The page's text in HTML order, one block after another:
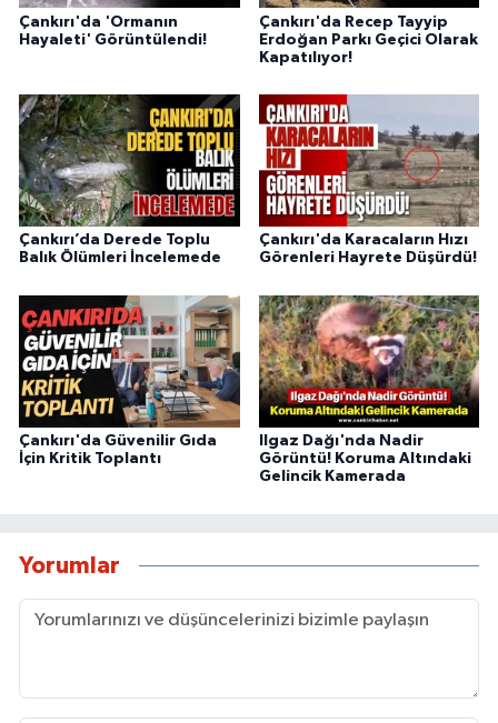
Çankırı'da 'Ormanın
Hayaleti' Görüntülendi!
Çankırı'da Recep Tayyip
Erdoğan Parkı Geçici Olarak
Kapatılıyor!
Çankırı’da Derede Toplu
Balık Ölümleri İncelemede
Çankırı'da Karacaların Hızı
Görenleri Hayrete Düşürdü!
Çankırı'da Güvenilir Gıda
İçin Kritik Toplantı
Ilgaz Dağı'nda Nadir
Görüntü! Koruma Altındaki
Gelincik Kamerada
Yorumlar